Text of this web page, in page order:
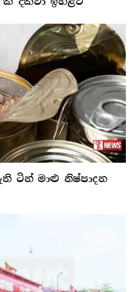
ටින් මාළු නිෂ්පාදන